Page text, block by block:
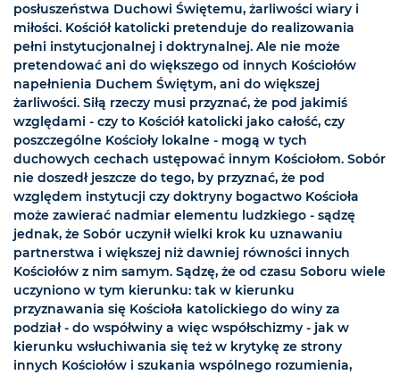
posłuszeństwa Duchowi Świętemu, żarliwości wiary i
miłości. Kościół katolicki pretenduje do realizowania
pełni instytucjonalnej i doktrynalnej. Ale nie może
pretendować ani do większego od innych Kościołów
napełnienia Duchem Świętym, ani do większej
żarliwości. Siłą rzeczy musi przyznać, że pod jakimiś
względami - czy to Kościół katolicki jako całość, czy
poszczególne Kościoły lokalne - mogą w tych
duchowych cechach ustępować innym Kościołom. Sobór
nie doszedł jeszcze do tego, by przyznać, że pod
względem instytucji czy doktryny bogactwo Kościoła
może zawierać nadmiar elementu ludzkiego - sądzę
jednak, że Sobór uczynił wielki krok ku uznawaniu
partnerstwa i większej niż dawniej równości innych
Kościołów z nim samym. Sądzę, że od czasu Soboru wiele
uczyniono w tym kierunku: tak w kierunku
przyznawania się Kościoła katolickiego do winy za
podział - do współwiny a więc współschizmy - jak w
kierunku wsłuchiwania się też w krytykę ze strony
innych Kościołów i szukania wspólnego rozumienia,